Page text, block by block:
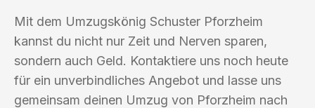
Mit dem Umzugskönig Schuster Pforzheim
kannst du nicht nur Zeit und Nerven sparen,
sondern auch Geld. Kontaktiere uns noch heute
für ein unverbindliches Angebot und lasse uns
gemeinsam deinen Umzug von Pforzheim nach